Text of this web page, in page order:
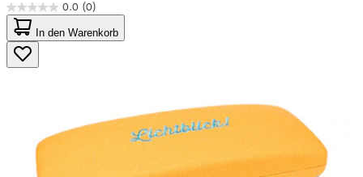
0.0 (0)
0.0
von
5
Sternen.
In den Warenkorb